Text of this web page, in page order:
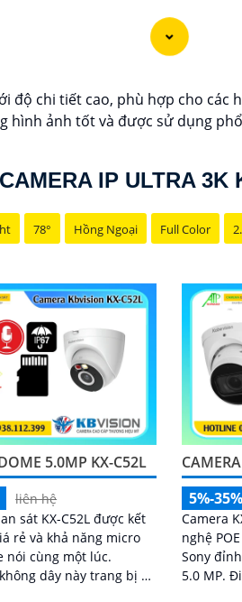
độ chi tiết cao, phù hợp cho các
hình ảnh tốt và được sử dụng
CAMERA IP ULTRA 3K
78° Hồng Ngoại Full Color
5.0MP KX-C52L
liên hệ
sát KX-C52L được kết
rẻ và khả năng micro
nói cùng một lúc.
dây này trang bị 2
5%-35%
Camera
nghệ
Sony
5.0 MP. Điểm làm cho camera này